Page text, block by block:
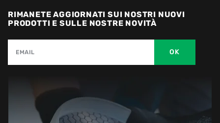
RIMANETE AGGIORNATI SUI NOSTRI NUOVI
PRODOTTI E SULLE NOSTRE NOVITÀ
EMAIL OK